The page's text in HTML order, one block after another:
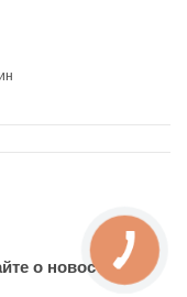
о новостях